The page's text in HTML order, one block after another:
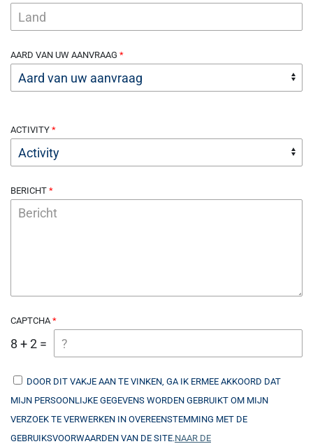
AARD VAN UW AANVRAAG
ACTIVITY
BERICHT
CAPTCHA
8 + 2 =
DOOR DIT VAKJE AAN TE VINKEN, GA IK ERMEE AKKOORD DAT
MIJN PERSOONLIJKE GEGEVENS WORDEN GEBRUIKT OM MIJN
VERZOEK TE VERWERKEN IN OVEREENSTEMMING MET DE
GEBRUIKSVOORWAARDEN VAN DE SITE.NAAR DE